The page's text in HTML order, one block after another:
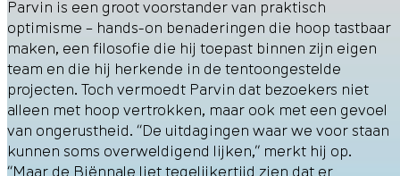
Parvin is een groot voorstander van praktisch
optimisme – hands-on benaderingen die hoop tastbaar
maken, een filosofie die hij toepast binnen zijn eigen
team en die hij herkende in de tentoongestelde
projecten. Toch vermoedt Parvin dat bezoekers niet
alleen met hoop vertrokken, maar ook met een gevoel
van ongerustheid. “De uitdagingen waar we voor staan
kunnen soms overweldigend lijken,” merkt hij op.
“Maar de Biënnale liet tegelijkertijd zien dat er